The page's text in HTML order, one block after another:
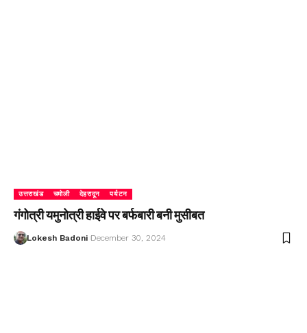
उत्तराखंड चमोली देहरादून पर्यटन
गंगोत्री यमुनोत्री हाईवे पर बर्फबारी बनी मुसीबत
Lokesh Badoni December 30, 2024